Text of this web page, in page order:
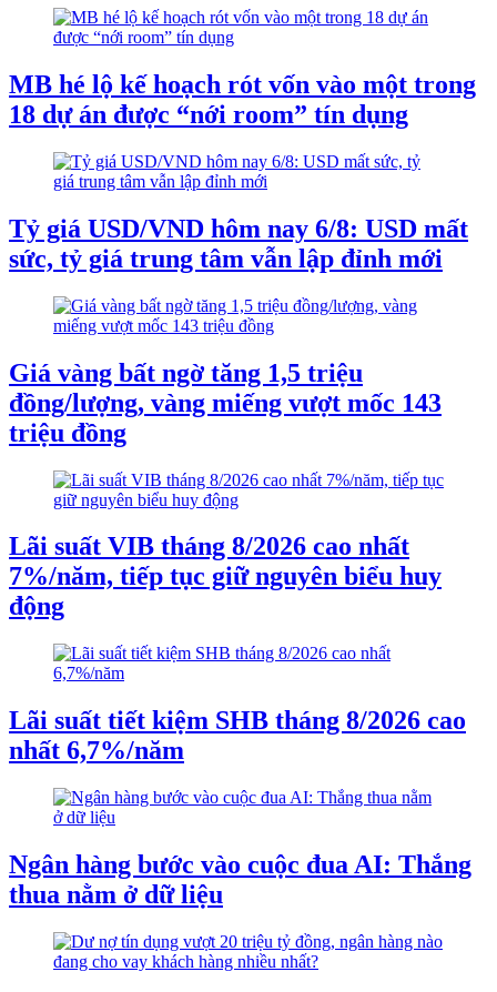
MB hé lộ kế hoạch rót vốn vào một trong
18 dự án được “nới room” tín dụng
Tỷ giá USD/VND hôm nay 6/8: USD mất
sức, tỷ giá trung tâm vẫn lập đỉnh mới
Giá vàng bất ngờ tăng 1,5 triệu
đồng/lượng, vàng miếng vượt mốc 143
triệu đồng
Lãi suất VIB tháng 8/2026 cao nhất
7%/năm, tiếp tục giữ nguyên biểu huy
động
Lãi suất tiết kiệm SHB tháng 8/2026 cao
nhất 6,7%/năm
Ngân hàng bước vào cuộc đua AI: Thắng
thua nằm ở dữ liệu